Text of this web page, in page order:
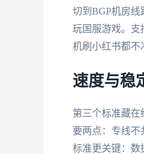
切到BGP机房
玩国服游戏。支
机刷小红书都不
速度与稳
第三个标准藏在
要两点：专线不
标准更关键：数